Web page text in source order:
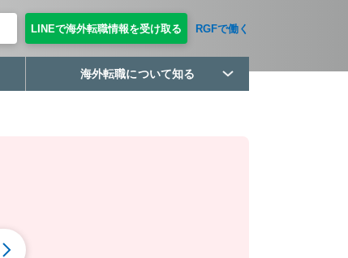
LINEで海外転職情報を受け取る RGFで働く
海外転職について知る